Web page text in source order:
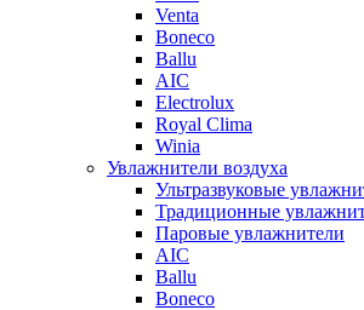
Venta
Boneco
Ballu
AIC
Electrolux
Royal Clima
Winia
Увлажнители воздуха
Ультразвуковые
Традиционные
Паровые увлажнители
AIC
Ballu
Boneco